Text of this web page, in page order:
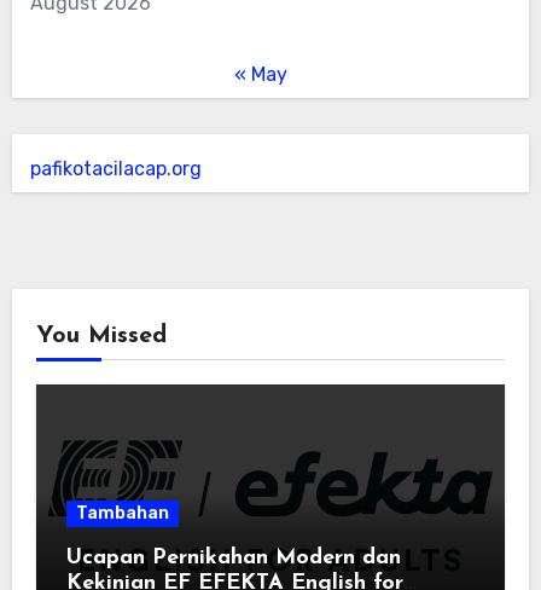
« May
pafikotacilacap.org
You Missed
Tambahan
Ucapan Pernikahan Modern dan
Kekinian EF EFEKTA English for